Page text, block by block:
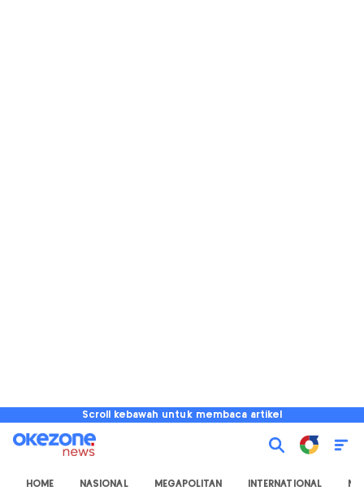
Scroll kebawah untuk membaca artikel
HOME NASIONAL MEGAPOLITAN INTERNATIONAL